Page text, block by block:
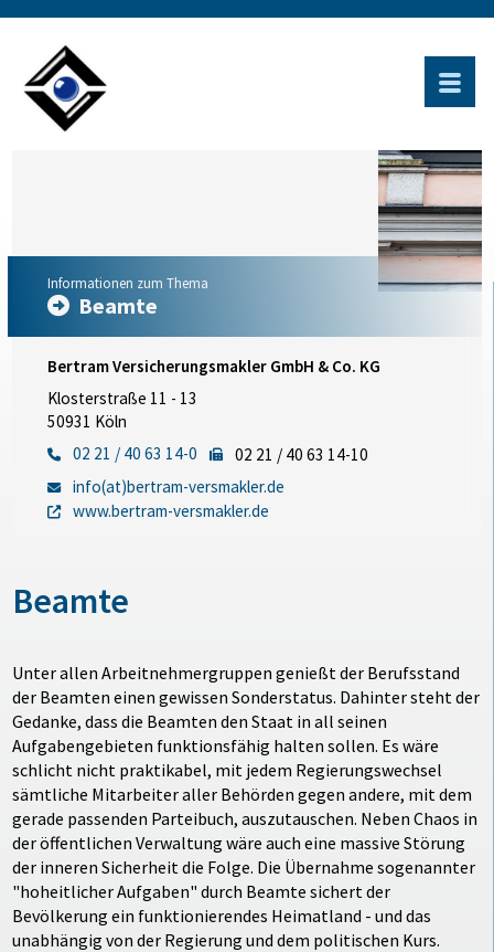
Informationen zum Thema
Beamte
Bertram Versicherungsmakler GmbH & Co. KG
Klosterstraße 11 - 13
50931 Köln
02 21 / 40 63 14-0
02 21 / 40 63 14-10
info(at)bertram-versmakler.de
www.bertram-versmakler.de
Beamte
Unter allen Arbeitnehmergruppen genießt der Berufsstand
der Beamten einen gewissen Sonderstatus. Dahinter steht der
Gedanke, dass die Beamten den Staat in all seinen
Aufgabengebieten funktionsfähig halten sollen. Es wäre
schlicht nicht praktikabel, mit jedem Regierungswechsel
sämtliche Mitarbeiter aller Behörden gegen andere, mit dem
gerade passenden Parteibuch, auszutauschen. Neben Chaos in
der öffentlichen Verwaltung wäre auch eine massive Störung
der inneren Sicherheit die Folge. Die Übernahme sogenannter
"hoheitlicher Aufgaben" durch Beamte sichert der
Bevölkerung ein funktionierendes Heimatland - und das
unabhängig von der Regierung und dem politischen Kurs.